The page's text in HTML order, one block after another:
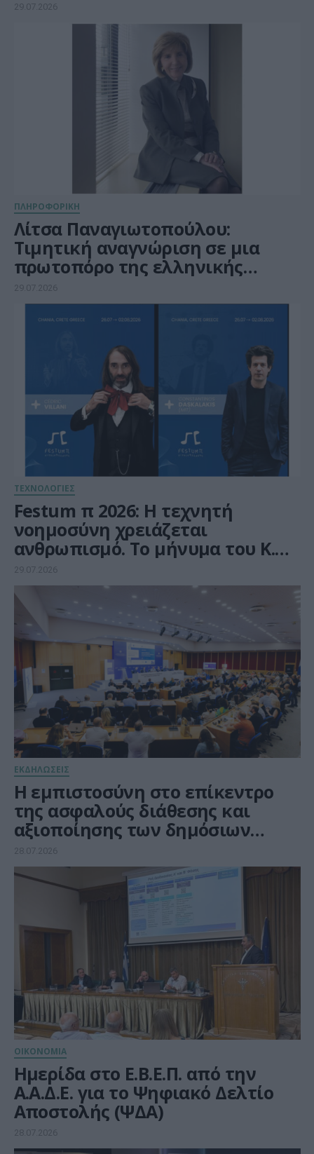
29.07.2026
ΠΛΗΡΟΦΟΡΙΚΗ
Λίτσα Παναγιωτοπούλου:
Τιμητική αναγνώριση σε μια
πρωτοπόρο της ελληνικής
Πληροφορικής
29.07.2026
ΤΕΧΝΟΛΟΓΙΕΣ
Festum π 2026: Η τεχνητή
νοημοσύνη χρειάζεται
ανθρωπισμό. Το μήνυμα του Κ.
Δασκαλάκη από τα Χανιά
29.07.2026
ΕΚΔΗΛΩΣΕΙΣ
Η εμπιστοσύνη στο επίκεντρο
της ασφαλούς διάθεσης και
αξιοποίησης των δημόσιων
δεδομένων
28.07.2026
ΟΙΚΟΝΟΜΙΑ
Ημερίδα στο Ε.Β.Ε.Π. από την
Α.Α.Δ.Ε. για το Ψηφιακό Δελτίο
Αποστολής (ΨΔΑ)
28.07.2026